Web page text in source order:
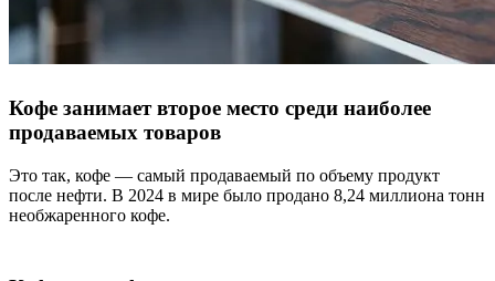
Кофе занимает второе место среди наиболее
продаваемых товаров
Это так, кофе — самый продаваемый по объему продукт
после нефти. В 2024 в мире было продано 8,24 миллиона тонн
необжаренного кофе.